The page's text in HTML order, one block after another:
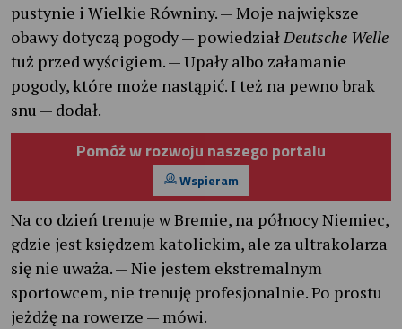
pustynie i Wielkie Równiny. — Moje największe
obawy dotyczą pogody — powiedział Deutsche Welle
tuż przed wyścigiem. — Upały albo załamanie
pogody, które może nastąpić. I też na pewno brak
snu — dodał.
Pomóż w rozwoju naszego portalu
Wspieram
Na co dzień trenuje w Bremie, na północy Niemiec,
gdzie jest księdzem katolickim, ale za ultrakolarza
się nie uważa. — Nie jestem ekstremalnym
sportowcem, nie trenuję profesjonalnie. Po prostu
jeżdżę na rowerze — mówi.